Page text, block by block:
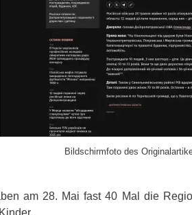
Bildschirmfoto des
am 28. Mai fast 40 Mal die